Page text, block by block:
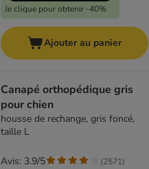
Je clique pour obtenir -40%
Ajouter au panier
Canapé orthopédique gris
pour chien
housse de rechange, gris foncé,
taille L
Avis: 3.9/5 (2571)